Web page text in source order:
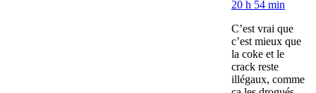
20 h 54 min
C’est vrai que
c’est mieux que
la coke et le
crack reste
illégaux, comme